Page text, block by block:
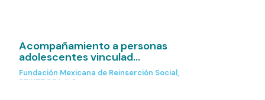
Acompañamiento a personas
adolescentes vinculad...
Fundación Mexicana de Reinserción Social,
REINTEGRA A.C